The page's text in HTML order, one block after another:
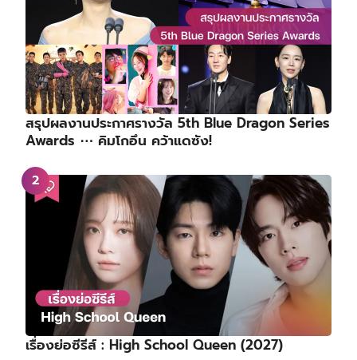
สรุปผลงานประกาศรางวัล 5th Blue Dragon Series
Awards ⋯ คิมโกอึน คว้าแดซัง!
เรื่องย่อซีรีส์ : High School Queen (2027)